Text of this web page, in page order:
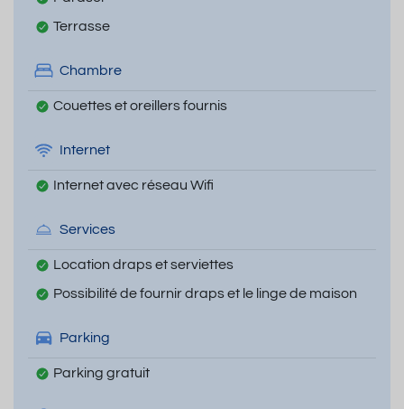
Terrasse
Chambre
Couettes et oreillers fournis
Internet
Internet avec réseau Wifi
Services
Location draps et serviettes
Possibilité de fournir draps et le linge de maison
Parking
Parking gratuit